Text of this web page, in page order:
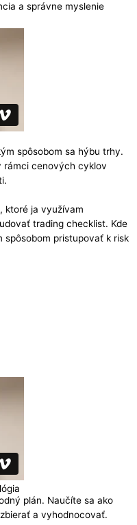
a správne myslenie
spôsobom sa hýbu trhy.
rámci cenových cyklov
ktoré ja využívam
trading checklist. Kde
spôsobom pristupovať k risk
plán. Naučíte sa ako
a vyhodnocovať.